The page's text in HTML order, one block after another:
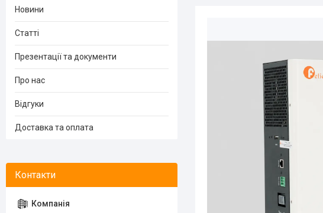
Новини
Статті
Презентації та документи
Про нас
Відгуки
Доставка та оплата